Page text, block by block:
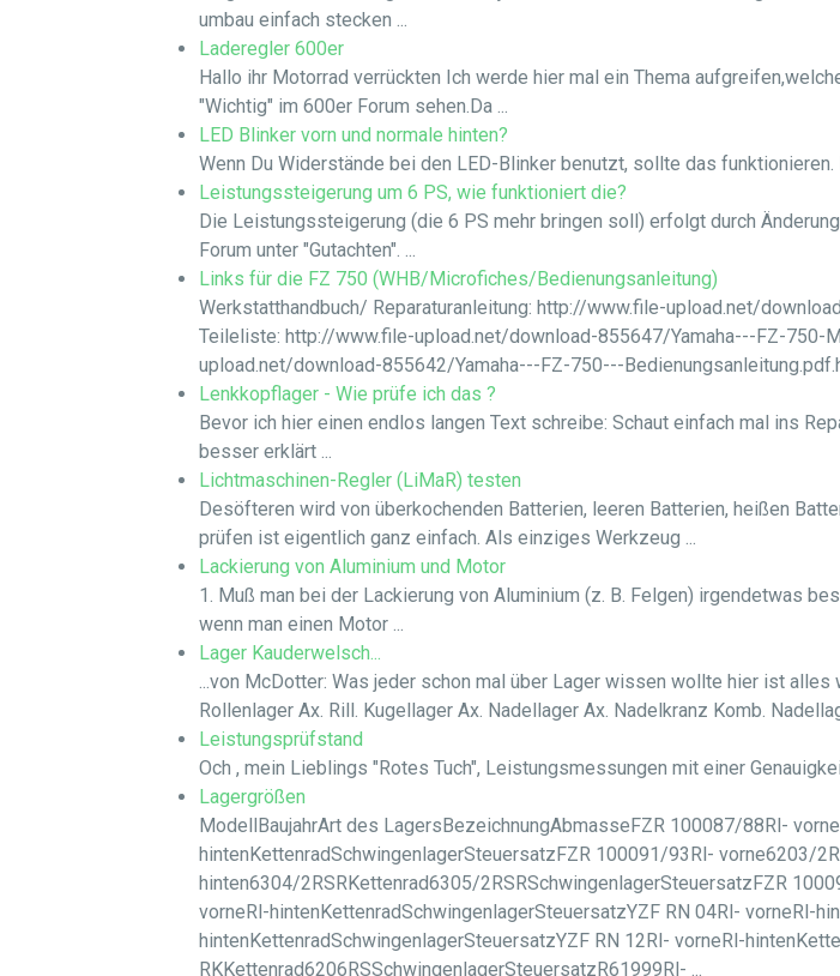
umbau einfach stecken ...
Laderegler 600er
Hallo ihr Motorrad verrückten Ich werde hier mal ein Thema
"Wichtig" im 600er Forum sehen.Da ...
LED Blinker vorn und normale hinten?
Wenn Du Widerstände bei den LED-Blinker benutzt, sollte das funktionieren.
Leistungssteigerung um 6 PS, wie funktioniert die?
Die Leistungssteigerung (die 6 PS mehr bringen soll) erfolgt durch
Forum unter "Gutachten". ...
Links für die FZ 750 (WHB/Microfiches/Bedienungsanleitung)
Werkstatthandbuch/ Reparaturanleitung: http://www.file-upload.net/
Teileliste: http://www.file-upload.net/download-855647/Yamaha---FZ-750-
upload.net/download-855642/Yamaha---FZ-750---
Lenkkopflager - Wie prüfe ich das ?
Bevor ich hier einen endlos langen Text schreibe: Schaut einfach mal ins
besser erklärt ...
Lichtmaschinen-Regler (LiMaR) testen
Desöfteren wird von überkochenden Batterien, leeren Batterien, heißen
prüfen ist eigentlich ganz einfach. Als einziges Werkzeug ...
Lackierung von Aluminium und Motor
1. Muß man bei der Lackierung von Aluminium (z. B. Felgen) irgendetwas
wenn man einen Motor ...
Lager Kauderwelsch...
...von McDotter: Was jeder schon mal über Lager wissen wollte hier ist
Rollenlager Ax. Rill. Kugellager Ax. Nadellager Ax. Nadelkranz Komb.
Leistungsprüfstand
Och , mein Lieblings "Rotes Tuch", Leistungsmessungen mit einer
Lagergrößen
ModellBaujahrArt des LagersBezeichnungAbmasseFZR 100087/88Rl-
hintenKettenradSchwingenlagerSteuersatzFZR 100091/93Rl- vorne6203/
hinten6304/2RSRKettenrad6305/2RSRSchwingenlagerSteuersatzFZR
vorneRl-hintenKettenradSchwingenlagerSteuersatzYZF RN 04Rl- vorneRl-
hintenKettenradSchwingenlagerSteuersatzYZF RN 12Rl- vorneRl-
RKKettenrad6206RSSchwingenlagerSteuersatzR61999Rl- ...